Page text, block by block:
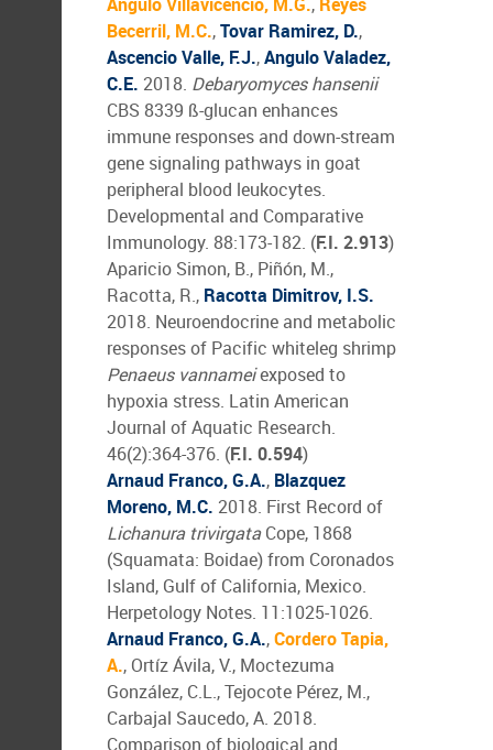
Becerril, M.C.,Tovar Ramirez, D.,
Ascencio Valle, F.J.,Angulo Valadez,
C.E. 2018. Debaryomyces hansenii
CBS 8339 ß-glucan enhances
immune responses and down-stream
gene signaling pathways in goat
peripheral blood leukocytes.
Developmental and Comparative
Immunology. 88:173-182. (F.I. 2.913)
Aparicio Simon, B., Piñón, M.,
Racotta, R., Racotta Dimitrov, I.S.
2018. Neuroendocrine and metabolic
responses of Pacific whiteleg shrimp
Penaeus vannameiexposed to
hypoxia stress. Latin American
Journal of Aquatic Research.
46(2):364-376. (F.I. 0.594)
Arnaud Franco, G.A., Blazquez
Moreno, M.C. 2018. First Record of
Lichanura trivirgataCope, 1868
(Squamata: Boidae) from Coronados
Island, Gulf of California, Mexico.
Herpetology Notes. 11:1025-1026.
Arnaud Franco, G.A.,Cordero Tapia,
A., Ortíz Ávila, V., Moctezuma
González, C.L., Tejocote Pérez, M.,
Carbajal Saucedo, A. 2018.
Comparison of biological and